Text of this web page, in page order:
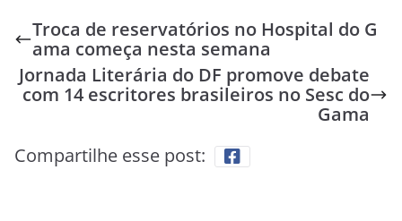
Troca de reservatórios no Hospital do G
ama começa nesta semana
Jornada Literária do DF promove debate
com 14 escritores brasileiros no Sesc do
Gama
Compartilhe esse post: